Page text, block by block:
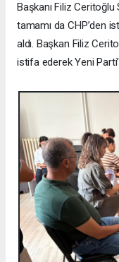
Başkanı Filiz
tamamı da CHP’den
aldı. Başkan Filiz
istifa ederek Yeni